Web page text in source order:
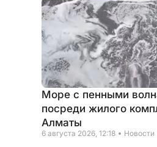
Море с пенными
посреди жилого
Алматы
6 августа 2026, 12:18 Новости